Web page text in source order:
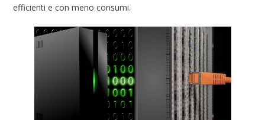
efficienti e con meno consumi.